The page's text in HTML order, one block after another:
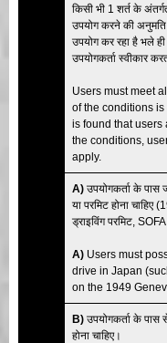
किसी भी 1 शर्त के
उपयोग करने की अनुमति
उपयोग कर रहा है भले
उपयोगकर्ता स्वीकार
Users must meet
of the conditions
is found that users
the conditions,
apply.
A) उपयोगकर्ता के पास
या परमिट होना चाहिए
ड्राइविंग परमिट,
A) Users must
drive in Japan
on the 1949
B) उपयोगकर्ता के पास
होना चाहिए।